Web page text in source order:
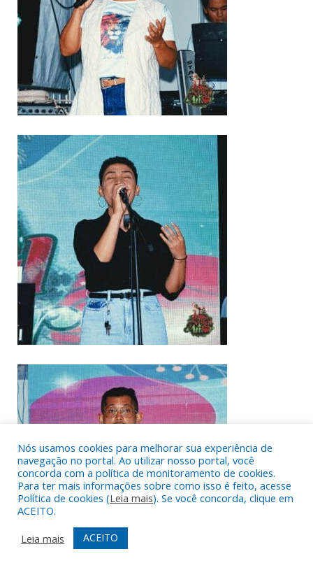
Nós usamos cookies para melhorar sua experiência de
navegação no portal. Ao utilizar nosso portal, você
concorda com a política de monitoramento de cookies.
Para ter mais informações sobre como isso é feito, acesse
Política de cookies (Leia mais). Se você concorda, clique em
ACEITO.
Leia mais
ACEITO